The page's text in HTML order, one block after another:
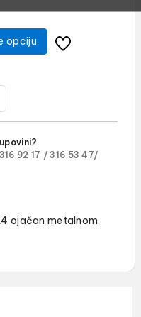
opciju
92 17 / 316 53 47/
ojačan metalnom